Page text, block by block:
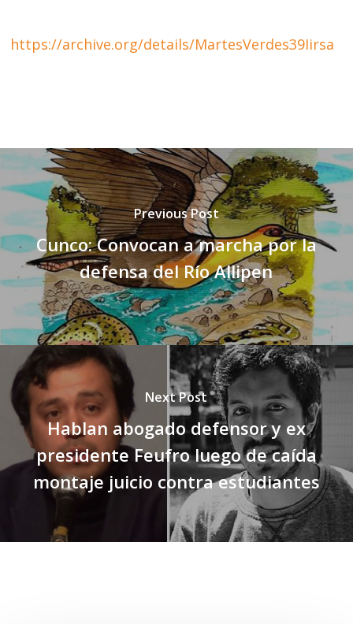
https://archive.org/details/MartesVerdes39Iirsa
Previous Post
Cunco: Convocan a marcha por la
defensa del Río Allipen
Next Post
Hablan abogado defensor y ex
presidente Feufro luego de caída
montaje juicio contra estudiantes